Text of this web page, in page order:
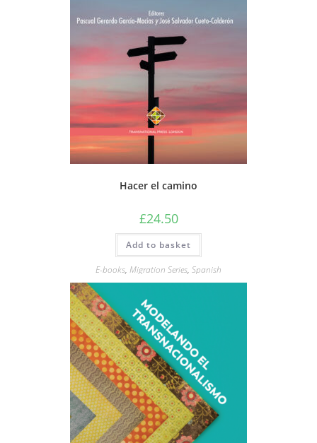
Hacer el camino
£24.50
Add to basket
E-books, Migration Series, Spanish